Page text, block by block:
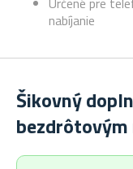
nabíjanie
Šikovný